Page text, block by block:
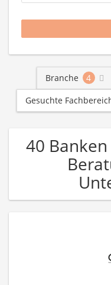
Branche 4
Gesuchte
40